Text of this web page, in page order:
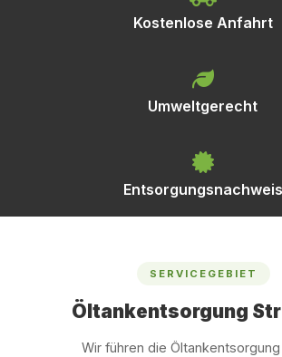
Kostenlose Anfahrt
Umweltgerecht
Entsorgungsnachweis
SERVICEGEBIET
Öltankentsorgung
Wir führen die Öltankentsorgung